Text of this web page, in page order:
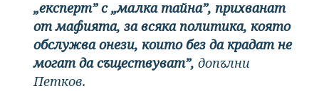
„експерт” с „малка тайна”, прихванат
от мафията, за всяка политика, която
обслужва онези, които без да крадат не
могат да съществуват”, допълни
Петков.